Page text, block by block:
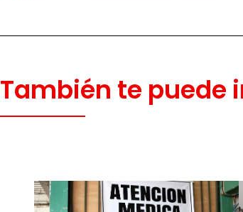
También te puede